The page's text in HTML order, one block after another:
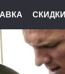
СКИДКИ